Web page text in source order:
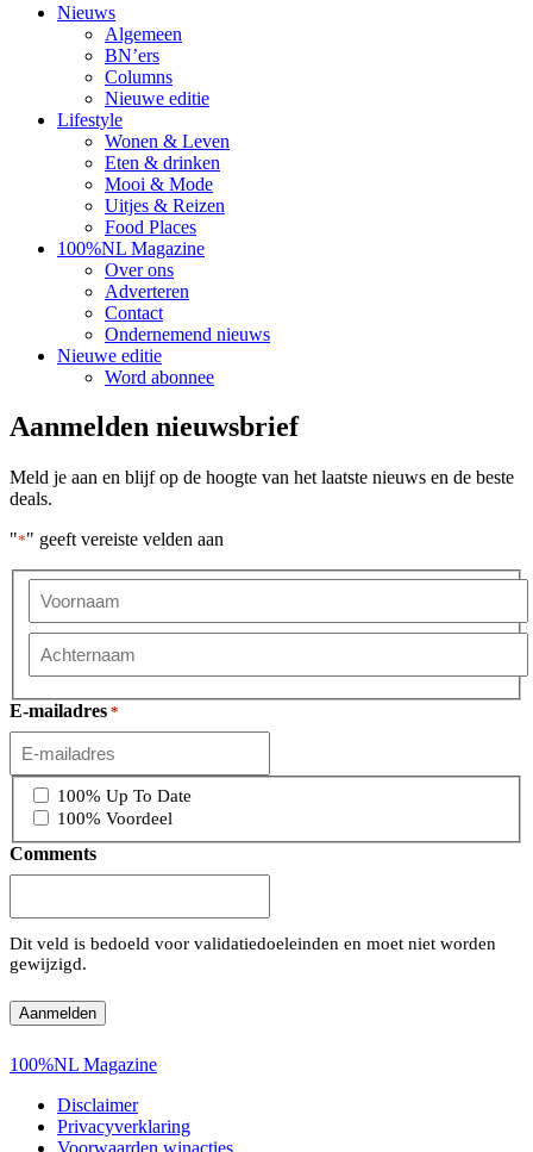
Nieuws
Algemeen
BN’ers
Columns
Nieuwe editie
Lifestyle
Wonen & Leven
Eten & drinken
Mooi & Mode
Uitjes & Reizen
Food Places
100%NL Magazine
Over ons
Adverteren
Contact
Ondernemend nieuws
Nieuwe editie
Word abonnee
Aanmelden nieuwsbrief
Meld je aan en blijf op de hoogte van het laatste nieuws en de beste
deals.
"*" geeft vereiste velden aan
Voornaam
E-mailadres *
*
100% Up To Date
100% Voordeel
Comments
Dit veld is bedoeld voor validatiedoeleinden en moet niet worden
gewijzigd.
100%NL Magazine
Disclaimer
Privacyverklaring